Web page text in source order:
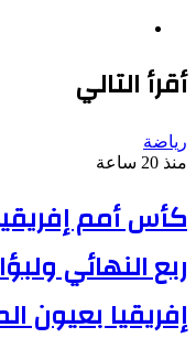
أقرأ التالي
رياضة
منذ 20 ساعة
كأس أمم
ربع النهائي
إفريقيا بعيون